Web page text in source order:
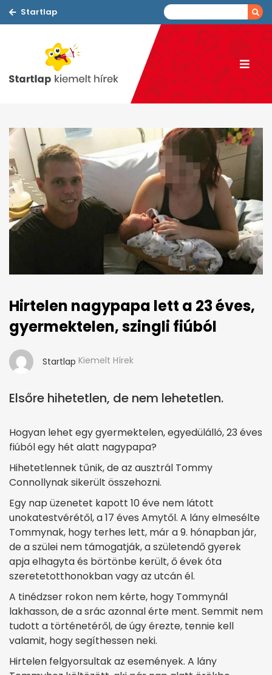
Startlap
Hirtelen nagypapa lett a 23 éves,
gyermektelen, szingli fiúból
Startlap Kiemelt Hírek
Elsőre hihetetlen, de nem lehetetlen.
Hogyan lehet egy gyermektelen, egyedülálló, 23 éves
fiúból egy hét alatt nagypapa?
Hihetetlennek tűnik, de az ausztrál Tommy
Connollynak sikerült összehozni.
Egy nap üzenetet kapott 10 éve nem látott
unokatestvérétől, a 17 éves Amytől. A lány elmesélte
Tommynak, hogy terhes lett, már a 9. hónapban jár,
de a szülei nem támogatják, a születendő gyerek
apja elhagyta és börtönbe került, ő évek óta
szeretetotthonokban vagy az utcán él.
A tinédzser rokon nem kérte, hogy Tommynál
lakhasson, de a srác azonnal érte ment. Semmit nem
tudott a történetéről, de úgy érezte, tennie kell
valamit, hogy segíthessen neki.
Hirtelen felgyorsultak az események. A lány